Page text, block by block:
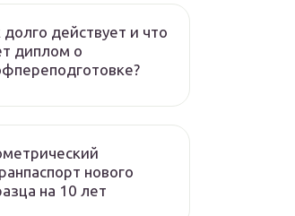
долго действует и что
диплом о
нового
на 10 лет